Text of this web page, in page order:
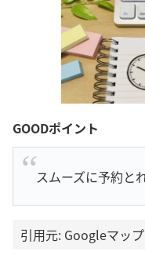
GOODポイント
スムーズに予約と
引用元: Googleマップ